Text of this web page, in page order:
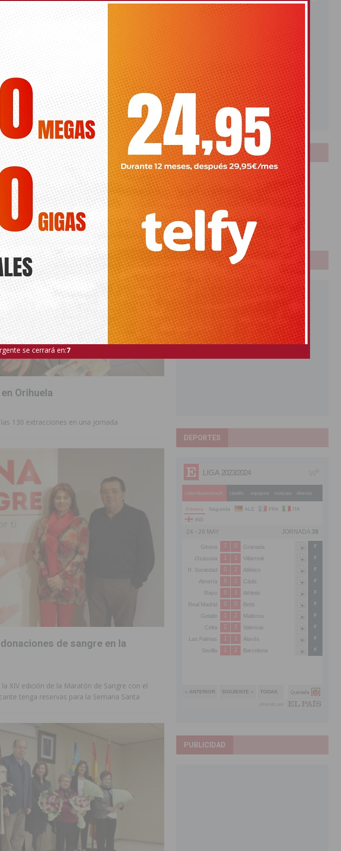
de Donación de Sangre
Carmen de 9.30 a 13.30 y de 17.00 a 20.30
Orihuela
130 extracciones en una jornada
de sangre en la
XIV edición de la Maratón de Sangre con el
tenga reservas para la Semana Santa
LOTERIAS
Bonoloto
Primitiva
El Gordo
Euromillones
Loteria
Once
PUBLICIDAD
DEPORTES
PUBLICIDAD
se cerrará en:5